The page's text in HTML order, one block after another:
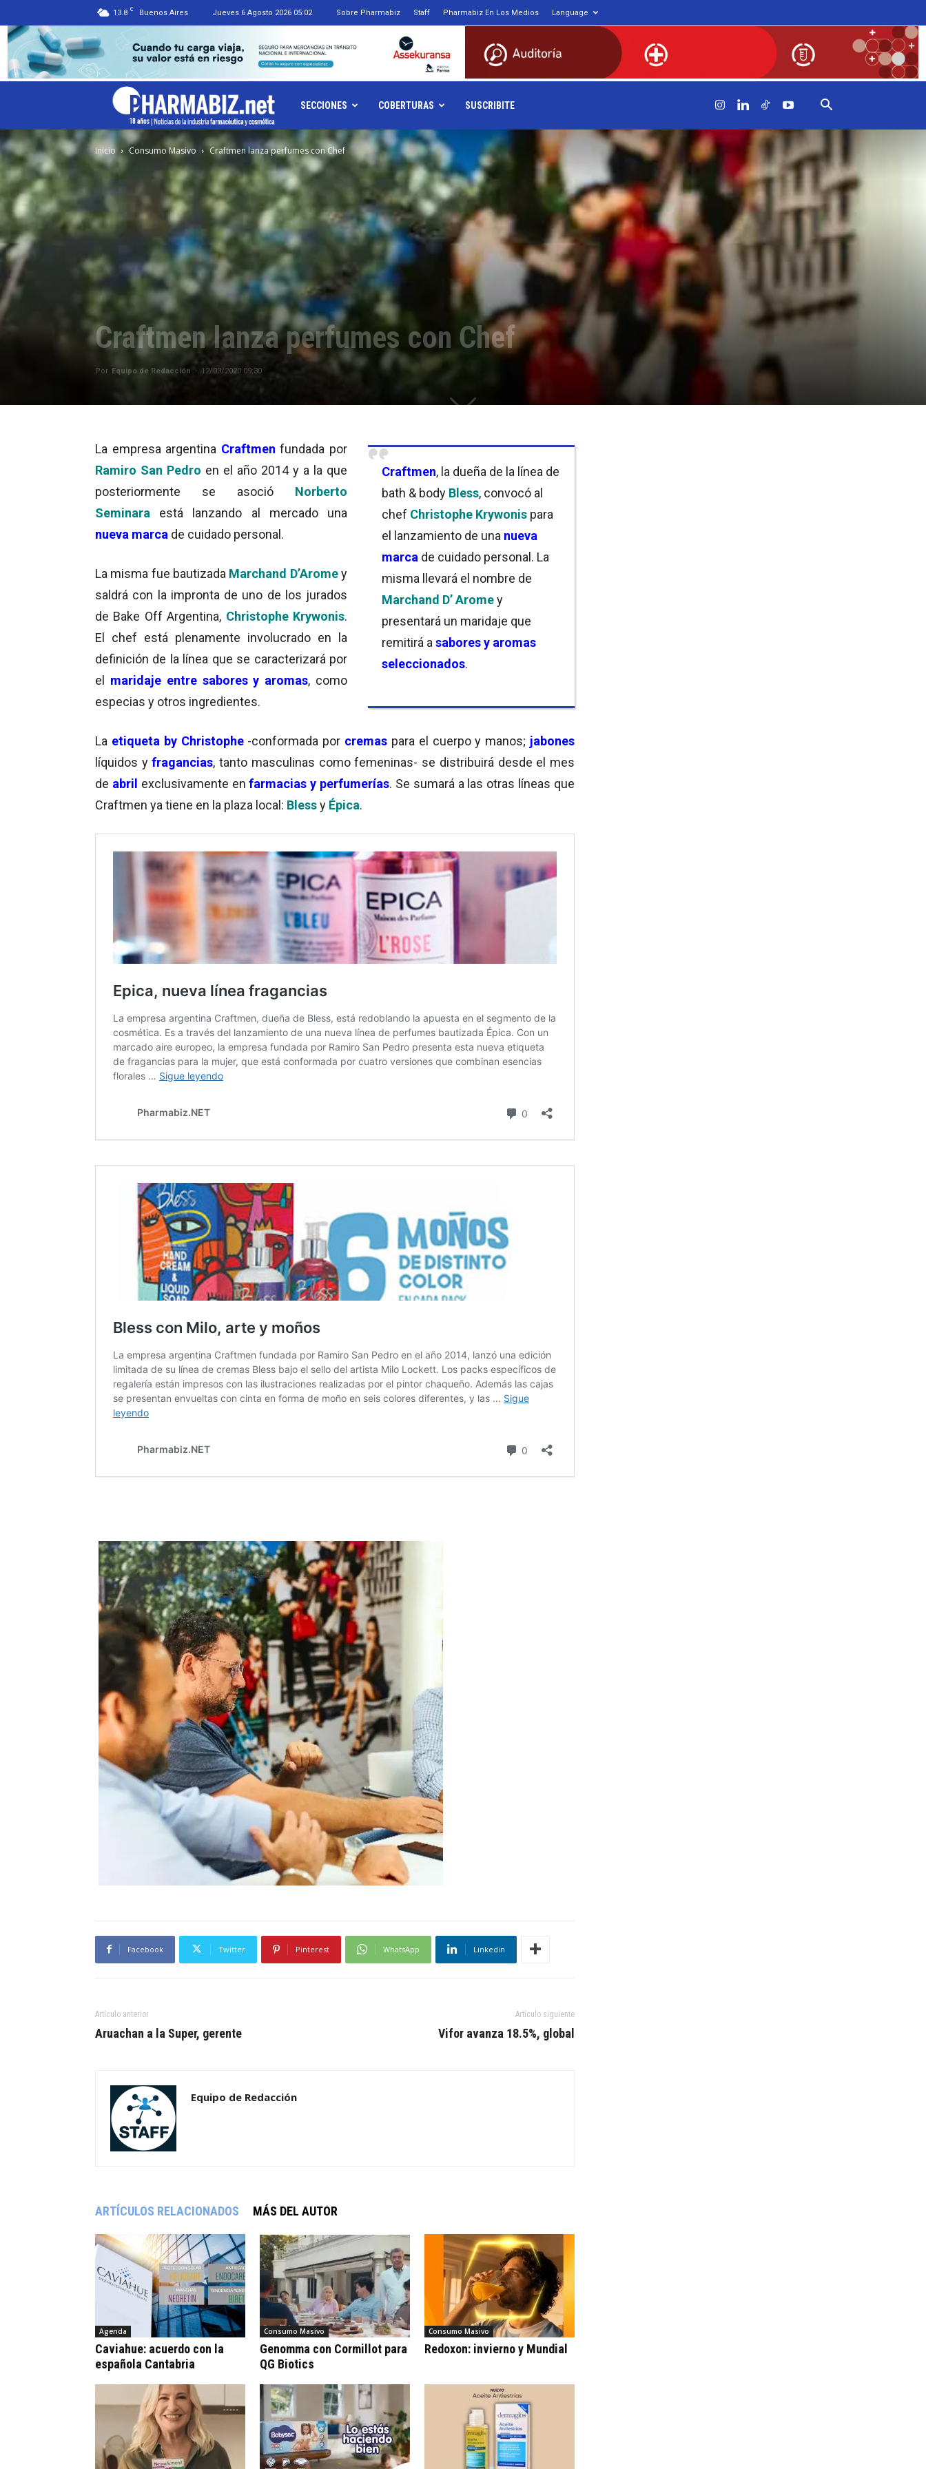
13.8 C Buenos Aires Jueves 6 Agosto 2026 05:02 Sobre Pharmabiz Staff Pharmabiz En Los Medios Language
Pharmabiz.NET
SECCIONES COBERTURAS SUSCRIBITE
Inicio Consumo Masivo Craftmen lanza perfumes con Chef
Craftmen lanza perfumes con Chef
Por Equipo de Redacción - 12/03/2020 09:30
Craftmen, la dueña de la línea de
bath & body Bless, convocó al
chef Christophe Krywonis para
el lanzamiento de una nueva
marca de cuidado personal. La
misma llevará el nombre de
Marchand D’ Aromey
presentará un maridaje que
remitirá a sabores y aromas
seleccionados.
La empresa argentina Craftmen fundada por
Ramiro San Pedro en el año 2014 y a la que
posteriormente se asoció Norberto
Seminara está lanzando al mercado una
nueva marca de cuidado personal.
La misma fue bautizada Marchand D’Aromey
saldrá con la impronta de uno de los jurados
de Bake Off Argentina, Christophe Krywonis.
El chef está plenamente involucrado en la
definición de la línea que se caracterizará por
el maridaje entre sabores y aromas, como
especias y otros ingredientes.
La etiqueta by Christophe-conformada por cremas para el cuerpo y manos; jabones
líquidos yfragancias, tanto masculinas como femeninas- se distribuirá desde el mes
de abril exclusivamente en farmacias y perfumerías. Se sumará a las otras líneas que
Craftmen ya tiene en la plaza local: Blessy Épica.
Facebook Twitter Pinterest WhatsApp Linkedin
Artículo anterior
Aruachan a la Super, gerente
Artículo siguiente
Vifor avanza 18.5%, global
Equipo de Redacción
ARTÍCULOS RELACIONADOS MÁS DEL AUTOR
Agenda
Caviahue: acuerdo con la
española Cantabria
Consumo Masivo
Genomma con Cormillot para
QG Biotics
Consumo Masivo
Redoxon: invierno y Mundial